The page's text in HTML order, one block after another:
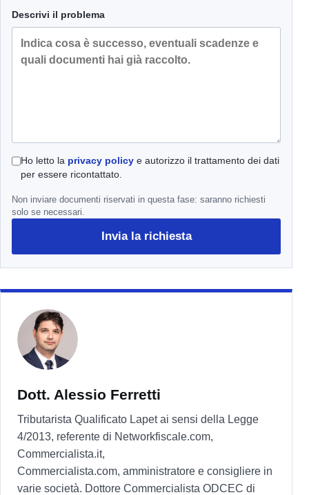
Descrivi il problema
Ho letto la privacy policye autorizzo il trattamento dei dati
per essere ricontattato.
Non inviare documenti riservati in questa fase: saranno richiesti
solo se necessari.
Invia la richiesta
Dott. Alessio Ferretti
Tributarista Qualificato Lapet ai sensi della Legge
4/2013, referente di Networkfiscale.com,
Commercialista.it,
Commercialista.com, amministratore e consigliere in
varie società. Dottore Commercialista ODCEC di